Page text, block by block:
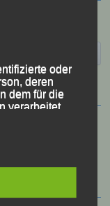
oder
deren
dem für die
verarbeitet
ohne Hilfe